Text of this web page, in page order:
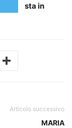
sta in
Articolo successivo
MARIA